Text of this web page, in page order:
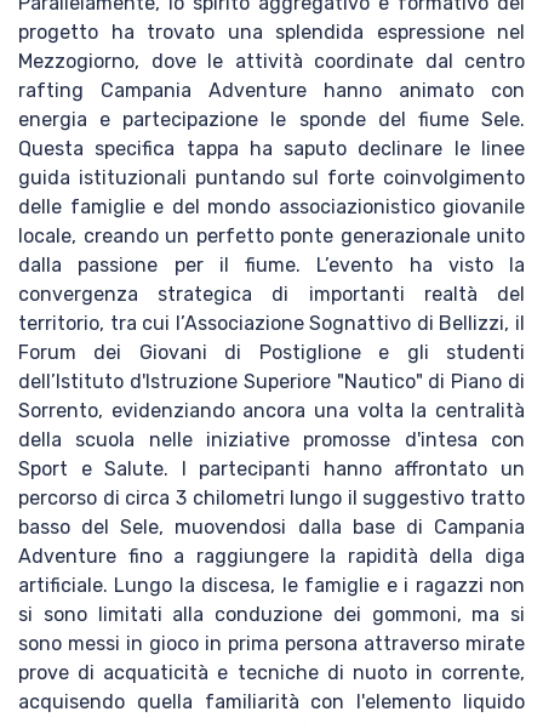
progetto ha trovato una splendida espressione nel
Mezzogiorno, dove le attività coordinate dal centro
rafting Campania Adventure hanno animato con
energia e partecipazione le sponde del fiume Sele.
Questa specifica tappa ha saputo declinare le linee
guida istituzionali puntando sul forte coinvolgimento
delle famiglie e del mondo associazionistico giovanile
locale, creando un perfetto ponte generazionale unito
dalla passione per il fiume. L’evento ha visto la
convergenza strategica di importanti realtà del
territorio, tra cui l’Associazione Sognattivo di Bellizzi, il
Forum dei Giovani di Postiglione e gli studenti
dell’Istituto d'Istruzione Superiore "Nautico" di Piano di
Sorrento, evidenziando ancora una volta la centralità
della scuola nelle iniziative promosse d'intesa con
Sport e Salute. I partecipanti hanno affrontato un
percorso di circa 3 chilometri lungo il suggestivo tratto
basso del Sele, muovendosi dalla base di Campania
Adventure fino a raggiungere la rapidità della diga
artificiale. Lungo la discesa, le famiglie e i ragazzi non
si sono limitati alla conduzione dei gommoni, ma si
sono messi in gioco in prima persona attraverso mirate
prove di acquaticità e tecniche di nuoto in corrente,
acquisendo quella familiarità con l'elemento liquido